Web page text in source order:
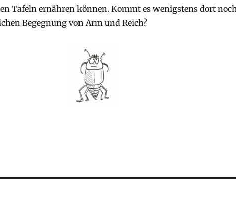
Tafeln ernähren können. Kommt es wenigstens dort
Begegnung von Arm und Reich?